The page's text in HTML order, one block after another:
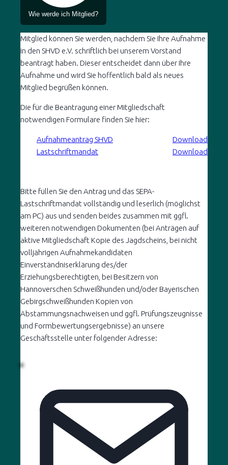
Wie werde ich Mitglied?
Mitglied können Sie werden, nachdem Sie Ihre Aufnahme
in den SHVD e.V. schriftlich bei unserem Vorstand
beantragt haben. Dieser entscheidet dann über Ihre
Aufnahme und wird Sie hoffentlich bald als neues
Mitglied begrüßen können.
Die für die Beantragung einer Mitgliedschaft
notwendigen Formulare finden Sie hier:
Aufnahmeantrag SHVD
Download
Lastschriftmandat
Download
Bitte füllen Sie den Antrag und das SEPA-
Lastschriftmandat vollständig und leserlich (möglichst
am PC) aus und senden beides zusammen mit ggfl.
weiteren notwendigen Dokumenten (bei Anträgen auf
aktive Mitgliedschaft Kopie des Jagdscheins, bei nicht
volljährigen Aufnahmekandidaten
Einverständniserklärung des/der
Erziehungsberechtigten, bei Besitzern von
Hannoverschen Schweißhunden und/oder Bayerischen
Gebirgschweißhunden Kopien von
Abstammungsnachweisen und ggfl. Prüfungszeugnisse
und Formbewertungsergebnisse) an unsere
Geschäftsstelle unter folgender Adresse: